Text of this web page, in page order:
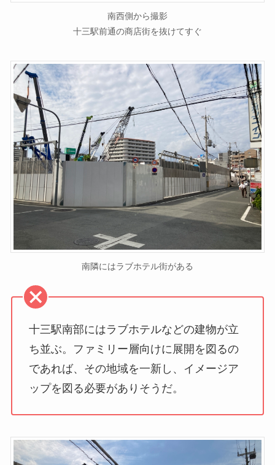
南西側から撮影
十三駅前通の商店街を抜けてすぐ
南隣にはラブホテル街がある
十三駅南部にはラブホテルなどの建物が立
ち並ぶ。ファミリー層向けに展開を図るの
であれば、その地域を一新し、イメージア
ップを図る必要がありそうだ。